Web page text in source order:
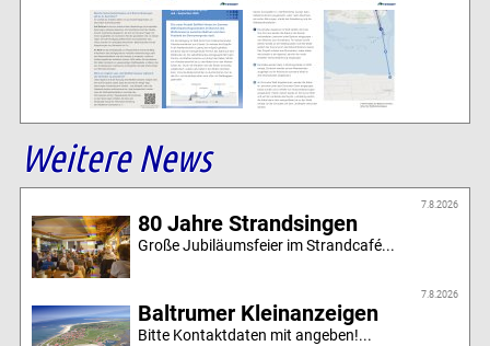
Weitere News
7.8.2026
80 Jahre Strandsingen
Große Jubiläumsfeier im Strandcafé...
7.8.2026
Baltrumer Kleinanzeigen
Bitte Kontaktdaten mit angeben!...